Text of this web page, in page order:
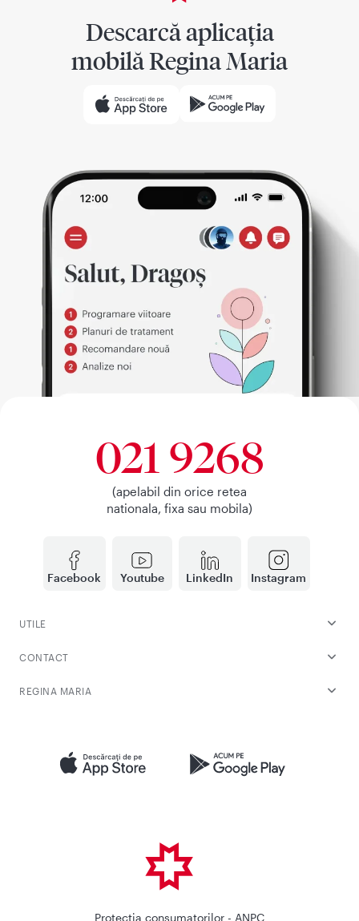
Descarcă aplicația
mobilă Regina Maria
Facebook Youtube LinkedIn Instagram
021 9268
(apelabil din orice retea
nationala, fixa sau mobila)
UTILE
CONTACT
REGINA MARIA
Protectia consumatorilor - ANPC